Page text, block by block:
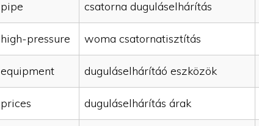
csatorna duguláselhárítás
pressure woma csatornatisztítás
duguláselhárítáó eszközök
duguláselhárítás árak